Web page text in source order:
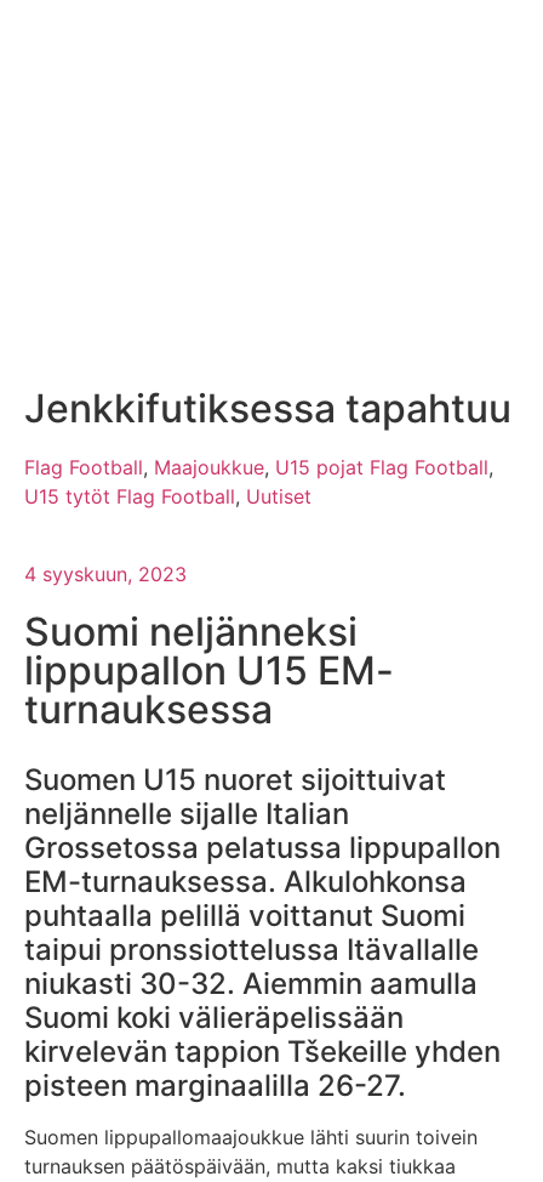
Jenkkifutiksessa tapahtuu
Flag Football, Maajoukkue, U15 pojat Flag Football,
U15 tytöt Flag Football, Uutiset
4 syyskuun, 2023
Suomi neljänneksi
lippupallon U15 EM-
turnauksessa
Suomen U15 nuoret sijoittuivat
neljännelle sijalle Italian
Grossetossa pelatussa lippupallon
EM-turnauksessa. Alkulohkonsa
puhtaalla pelillä voittanut Suomi
taipui pronssiottelussa Itävallalle
niukasti 30-32. Aiemmin aamulla
Suomi koki välieräpelissään
kirvelevän tappion Tšekeille yhden
pisteen marginaalilla 26-27.
Suomen lippupallomaajoukkue lähti suurin toivein
turnauksen päätöspäivään, mutta kaksi tiukkaa